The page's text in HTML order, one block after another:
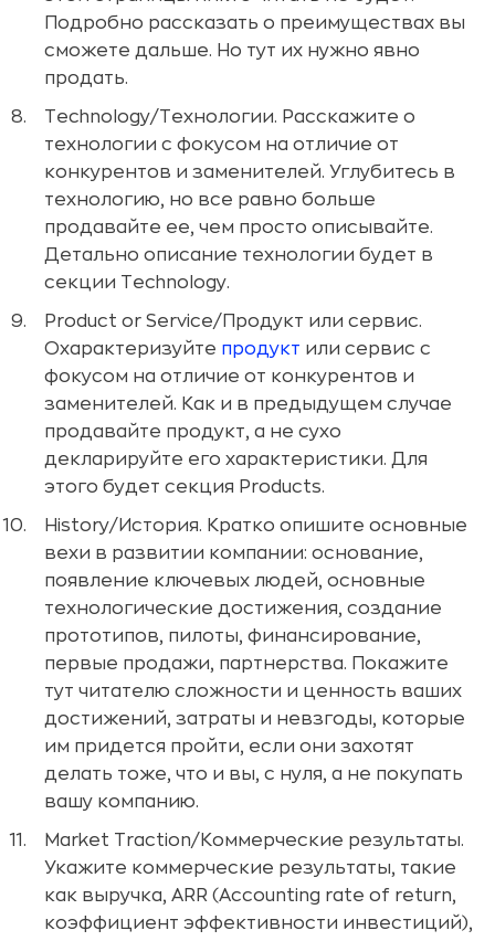
Подробно рассказать о преимуществах вы
сможете дальше. Но тут их нужно явно
продать.
Technology/Технологии. Расскажите о
технологии с фокусом на отличие от
конкурентов и заменителей. Углубитесь в
технологию, но все равно больше
продавайте ее, чем просто описывайте.
Детально описание технологии будет в
секции Technology.
Product or Service/Продукт или сервис.
Охарактеризуйте продукт или сервис с
фокусом на отличие от конкурентов и
заменителей. Как и в предыдущем случае
продавайте продукт, а не сухо
декларируйте его характеристики. Для
этого будет секция Products.
History/История. Кратко опишите основные
вехи в развитии компании: основание,
появление ключевых людей, основные
технологические достижения, создание
прототипов, пилоты, финансирование,
первые продажи, партнерства. Покажите
тут читателю сложности и ценность ваших
достижений, затраты и невзгоды, которые
им придется пройти, если они захотят
делать тоже, что и вы, с нуля, а не покупать
вашу компанию.
Market Traction/Коммерческие результаты.
Укажите коммерческие результаты, такие
как выручка, ARR (Accounting rate of return,
коэффициент эффективности инвестиций),